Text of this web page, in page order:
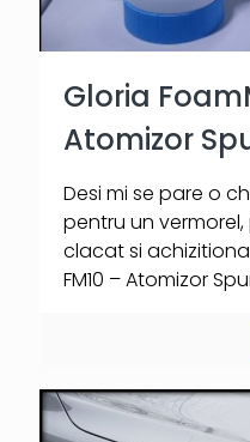
Gloria
Atomizor
Desi mi se pare o
pentru un
clacat si
FM10 – Atomizor